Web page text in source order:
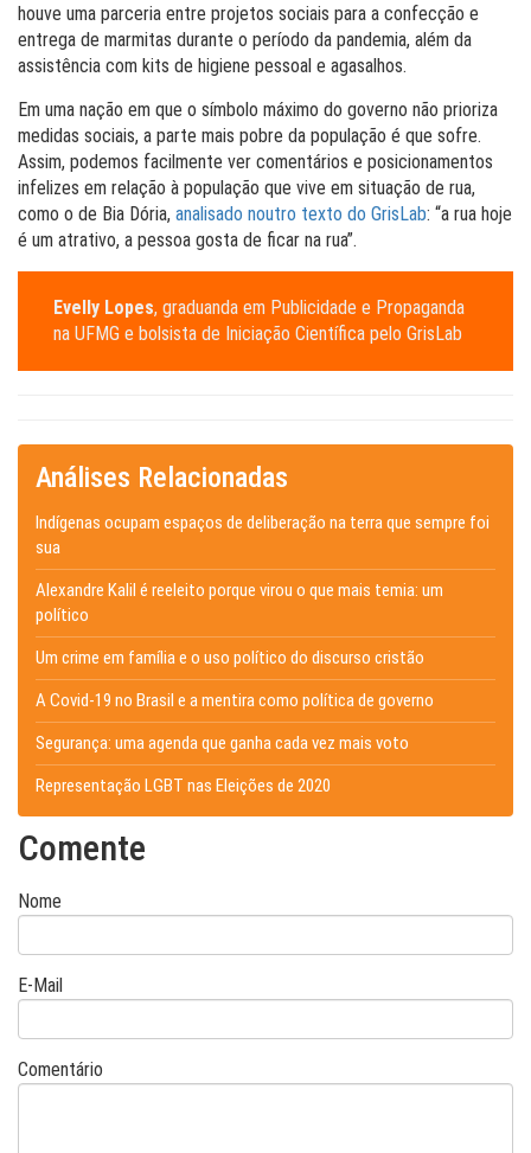
houve uma parceria entre projetos sociais para a confecção e
entrega de marmitas durante o período da pandemia, além da
assistência com kits de higiene pessoal e agasalhos.
Em uma nação em que o símbolo máximo do governo não prioriza
medidas sociais, a parte mais pobre da população é que sofre.
Assim, podemos facilmente ver comentários e posicionamentos
infelizes em relação à população que vive em situação de rua,
como o de Bia Dória, analisado noutro texto do GrisLab: “a rua hoje
é um atrativo, a pessoa gosta de ficar na rua”.
Evelly Lopes, graduanda em Publicidade e Propaganda
na UFMG e bolsista de Iniciação Científica pelo GrisLab
Análises Relacionadas
Indígenas ocupam espaços de deliberação na terra que sempre foi
sua
Alexandre Kalil é reeleito porque virou o que mais temia: um
político
Um crime em família e o uso político do discurso cristão
A Covid-19 no Brasil e a mentira como política de governo
Segurança: uma agenda que ganha cada vez mais voto
Representação LGBT nas Eleições de 2020
Comente
Nome
E-Mail
Comentário